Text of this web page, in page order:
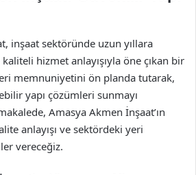
inşaat sektöründe uzun yıllara
hizmet anlayışıyla öne çıkan bir
memnuniyetini ön planda tutarak,
yapı çözümleri sunmayı
Amasya Akmen İnşaat’ın
anlayışı ve sektördeki yeri
vereceğiz.